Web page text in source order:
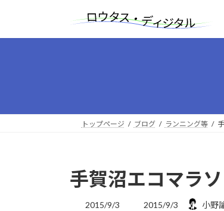
テ
ゲ
トップページ ブログ ランニング等
手賀沼エコマラ
2015/9/3
最
2015/9/3 小野